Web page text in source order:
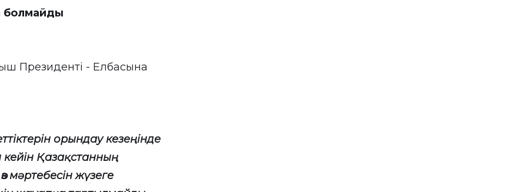
болмайды
Президенті - Елбасына
орындау кезеңінде
Қазақстанның
мәртебесін жүзеге